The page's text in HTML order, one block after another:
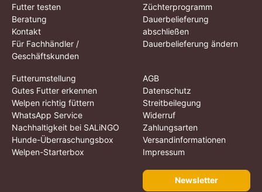
Futter testen
Beratung
Kontakt
Für Fachhändler /
Geschäftskunden
Züchterprogramm
Dauerbelieferung
abschließen
Dauerbelieferung ändern
Futterumstellung
Gutes Futter erkennen
Welpen richtig füttern
WhatsApp Service
Nachhaltigkeit bei SALiNGO
Hunde-Überraschungsbox
Welpen-Starterbox
AGB
Datenschutz
Streitbeilegung
Widerruf
Zahlungsarten
Versandinformationen
Impressum
Newsletter